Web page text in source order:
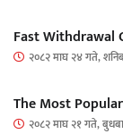
Fast Withdrawal
२०८२ माघ २४ गते,
The Most
२०८२ माघ २१ गते,